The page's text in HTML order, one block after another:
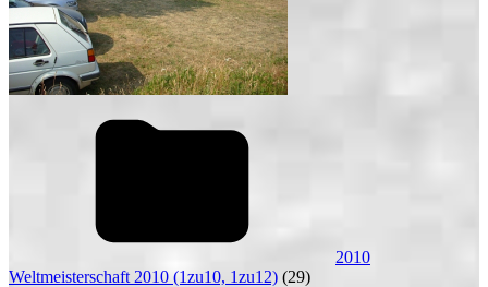
2010
Weltmeisterschaft 2010 (1zu10, 1zu12) (29)